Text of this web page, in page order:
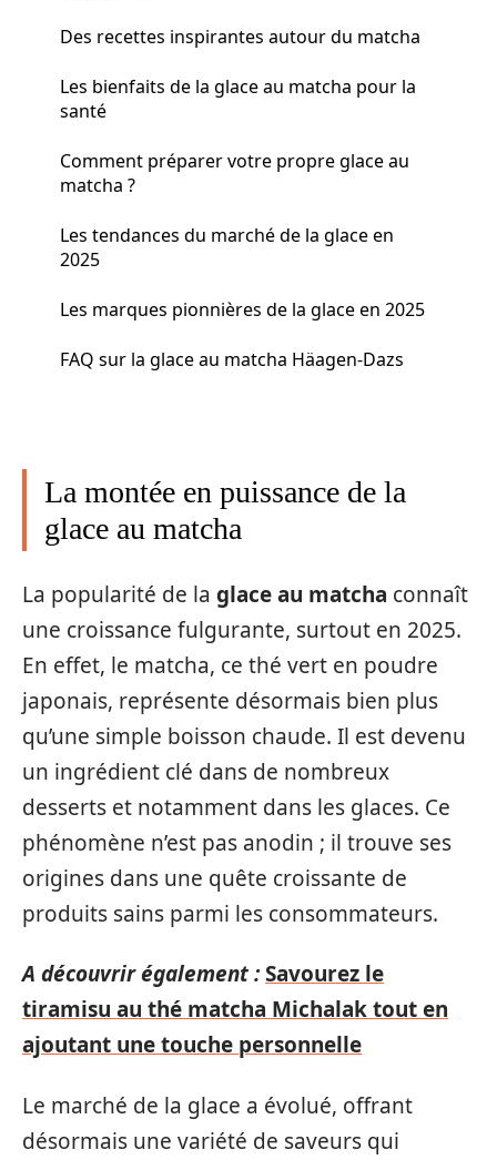
Des recettes inspirantes autour du matcha
Les bienfaits de la glace au matcha pour la
santé
Comment préparer votre propre glace au
matcha ?
Les tendances du marché de la glace en
2025
Les marques pionnières de la glace en 2025
FAQ sur la glace au matcha Häagen-Dazs
La montée en puissance de la
glace au matcha
La popularité de la glace au matcha connaît
une croissance fulgurante, surtout en 2025.
En effet, le matcha, ce thé vert en poudre
japonais, représente désormais bien plus
qu’une simple boisson chaude. Il est devenu
un ingrédient clé dans de nombreux
desserts et notamment dans les glaces. Ce
phénomène n’est pas anodin ; il trouve ses
origines dans une quête croissante de
produits sains parmi les consommateurs.
A découvrir également :Savourez le
tiramisu au thé matcha Michalak tout en
ajoutant une touche personnelle
Le marché de la glace a évolué, offrant
désormais une variété de saveurs qui